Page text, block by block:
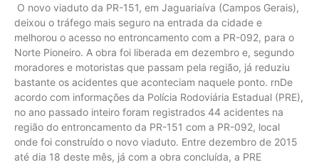
O novo viaduto da PR-151, em Jaguariaíva (Campos Gerais),
deixou o tráfego mais seguro na entrada da cidade e
melhorou o acesso no entroncamento com a PR-092, para o
Norte Pioneiro. A obra foi liberada em dezembro e, segundo
moradores e motoristas que passam pela região, já reduziu
bastante os acidentes que aconteciam naquele ponto. rnDe
acordo com informações da Polícia Rodoviária Estadual (PRE),
no ano passado inteiro foram registrados 44 acidentes na
região do entroncamento da PR-151 com a PR-092, local
onde foi construído o novo viaduto. Entre dezembro de 2015
até dia 18 deste mês, já com a obra concluída, a PRE